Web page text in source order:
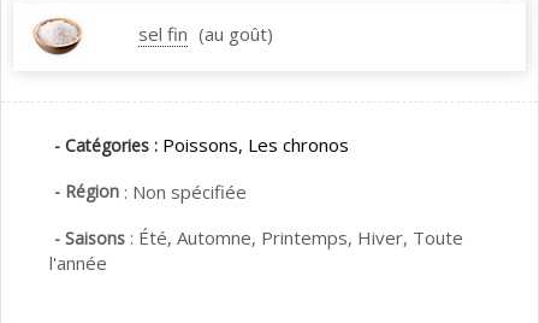
sel fin (au goût)
- Catégories : Poissons, Les chronos
- Région : Non spécifiée
- Saisons : Été, Automne, Printemps, Hiver, Toute
l'année